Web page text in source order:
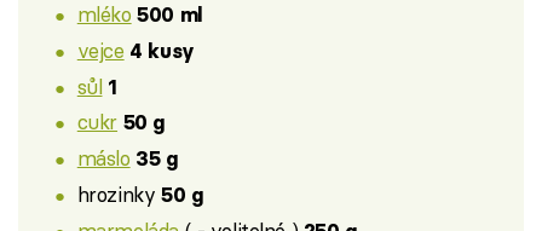
mléko 500 ml
vejce 4 kusy
sůl 1
cukr 50 g
máslo 35 g
hrozinky 50 g